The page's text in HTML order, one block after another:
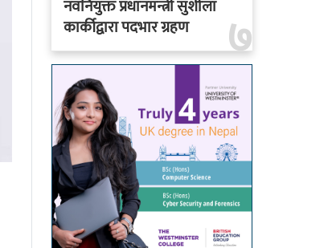
७
नवनियुक्त प्रधानमन्त्री सुशीला
कार्कीद्वारा पदभार ग्रहण